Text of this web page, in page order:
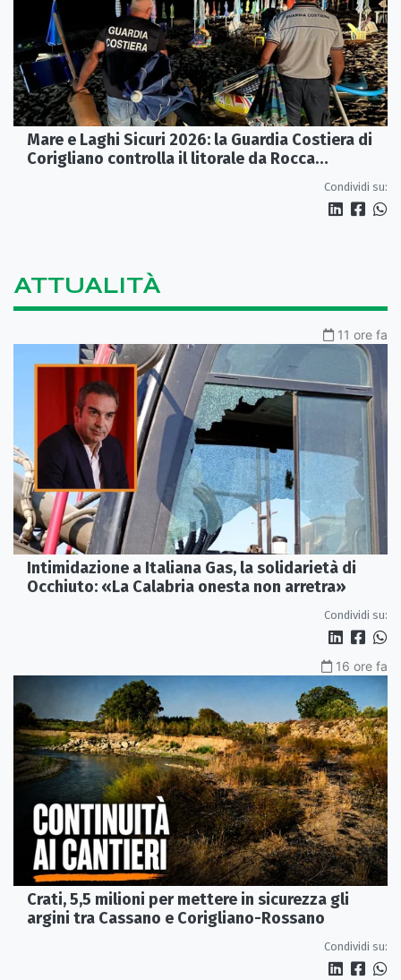
Mare e Laghi Sicuri 2026: la Guardia Costiera di
Corigliano controlla il litorale da Rocca
Condividi su:
ATTUALITÀ
11 ore fa
Intimidazione a Italiana Gas, la solidarietà di
Occhiuto: «La Calabria onesta non arretra»
Condividi su:
16 ore fa
Crati, 5,5 milioni per mettere in sicurezza gli
argini tra Cassano e Corigliano-Rossano
Condividi su: